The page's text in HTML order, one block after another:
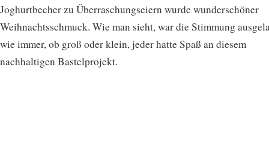
Joghurtbecher zu Überraschungseiern wurde wunderschöner
Weihnachtsschmuck. Wie man sieht, war die Stimmung
wie immer, ob groß oder klein, jeder hatte Spaß an diesem
nachhaltigen Bastelprojekt.